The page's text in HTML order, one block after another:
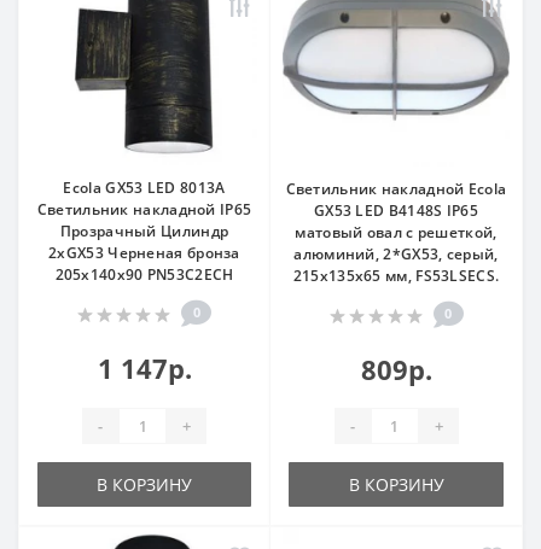
Ecola GX53 LED 8013A
Светильник накладной IP65
Прозрачный Цилиндр
2xGX53 Черненая бронза
205x140x90 PN53C2ECH
0
1 147р.
- +
В КОРЗИНУ
Светильник накладной Ecola
GX53 LED B4148S IP65
матовый овал с решеткой,
алюминий, 2*GX53, серый,
215x135x65 мм, FS53LSECS.
0
809р.
- +
В КОРЗИНУ